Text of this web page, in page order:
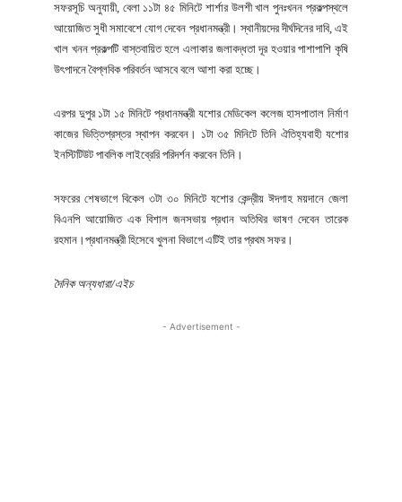
সফরসূচি অনুযায়ী, বেলা ১১টা ৪৫ মিনিটে শার্শার উলশী খাল পুনঃখনন প্রকল্পস্থলে
আয়োজিত সুধী সমাবেশে যোগ দেবেন প্রধানমন্ত্রী। স্থানীয়দের দীর্ঘদিনের দাবি, এই
খাল খনন প্রকল্পটি বাস্তবায়িত হলে এলাকার জলাবদ্ধতা দূর হওয়ার পাশাপাশি কৃষি
উৎপাদনে বৈপ্লবিক পরিবর্তন আসবে বলে আশা করা হচ্ছে।
এরপর দুপুর ১টা ১৫ মিনিটে প্রধানমন্ত্রী যশোর মেডিকেল কলেজ হাসপাতাল নির্মাণ
কাজের ভিত্তিপ্রস্তর স্থাপন করবেন। ১টা ৩৫ মিনিটে তিনি ঐতিহ্যবাহী যশোর
ইনস্টিটিউট পাবলিক লাইব্রেরি পরিদর্শন করবেন তিনি।
সফরের শেষভাগে বিকেল ৩টা ৩০ মিনিটে যশোর কেন্দ্রীয় ঈদগাহ ময়দানে জেলা
বিএনপি আয়োজিত এক বিশাল জনসভায় প্রধান অতিথির ভাষণ দেবেন তারেক
রহমান।প্রধানমন্ত্রী হিসেবে খুলনা বিভাগে এটিই তার প্রথম সফর।
দৈনিক অন্যধারা/এইচ
- Advertisement -